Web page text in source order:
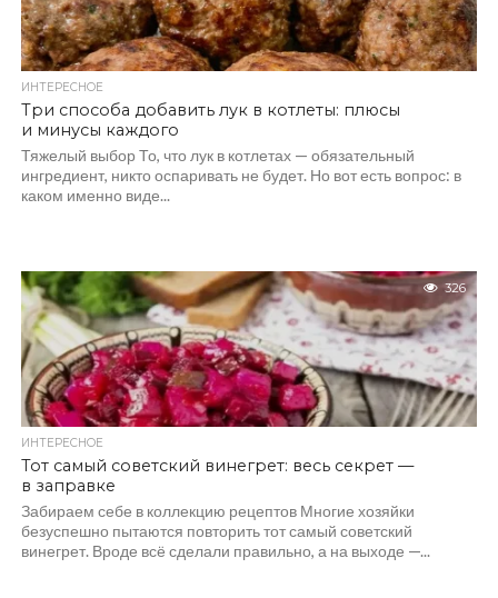
ИНТЕРЕСНОЕ
Три способа добавить лук в котлеты: плюсы
и минусы каждого
Тяжелый выбор То, что лук в котлетах — обязательный
ингредиент, никто оспаривать не будет. Но вот есть вопрос: в
каком именно виде...
326
ИНТЕРЕСНОЕ
Тот самый советский винегрет: весь секрет —
в заправке
Забираем себе в коллекцию рецептов Многие хозяйки
безуспешно пытаются повторить тот самый советский
винегрет. Вроде всё сделали правильно, а на выходе —...